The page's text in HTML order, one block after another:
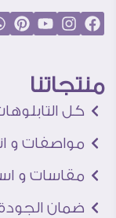
منتجاتنا
كل
مواصفات و
مقاسات و
ضمان